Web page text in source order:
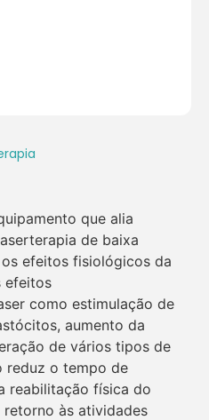
que alia
de baixa
efeitos fisiológicos da
efeitos
como estimulação de
aumento da
de vários tipos de
reduz o tempo de
reabilitação física do
às atividades